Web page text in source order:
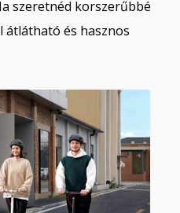
szeretnéd korszerűbbé
és hasznos